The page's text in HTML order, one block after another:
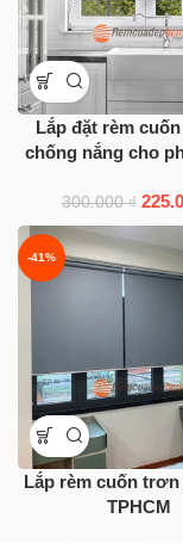
Lắp đặt rèm
chống nắng cho
300.000₫
-41%
Lắp rèm cuốn trơn
TPHCM